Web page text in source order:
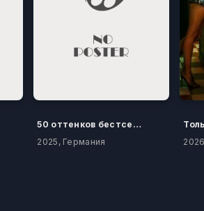
50 оттенков бестселлера
2025, Германия